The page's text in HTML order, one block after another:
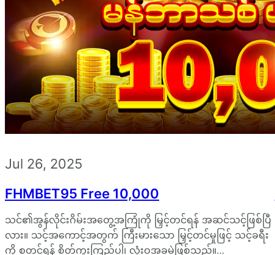
Jul 26, 2025
FHMBET95 Free 10,000
သင်၏အွန်လိုင်းဂိမ်းအတွေ့အကြုံကို မြှင့်တင်ရန် အဆင်သင့်ဖြစ်ပြီ
လား။ သင့်အကောင့်အတွက် ကြီးမားသော မြှင့်တင်မှုဖြင့် သင့်ခရီး
ကို စတင်ရန် စိတ်ကူးကြည့်ပါ၊ လုံးဝအခမဲ့ဖြစ်သည်။…